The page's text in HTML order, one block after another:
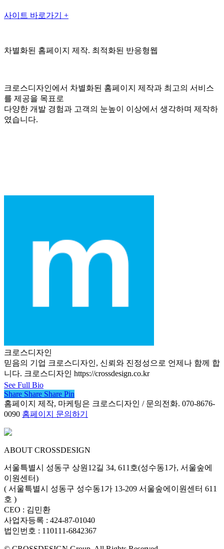
사이트 바로가기 +
차별화된 홈페이지 제작. 최적화된 반응형웹
크로스디자인에서 차별화된 홈페이지 제작과 최고의 서비스
를 제공을 목표로
다양한 개발 경험과 고객의 눈높이 이상에서 생각하며 제작하
였습니다.
크로스디자인
믿음의 기업 크로스디자인, 신뢰와 진정성으로 언제나 함께 합
니다. 크로스디자인 https://crossdesign.co.kr
See Full Bio
Share
Share Share Share Pin
홈페이지 제작, 마케팅은 크로스디자인 / 문의전화. 070-8676-
0090 홈페이지 문의하기
ABOUT CROSSDESIGN
서울특별시 성동구 상원12길 34, 611호(성수동1가, 서울숲에
이원센터)
( 서울특별시 성동구 성수동1가 13-209 서울숲에이원센터 611
호 )
CEO : 김민환
사업자등록 : 424-87-01040
법인번호 : 110111-6842367